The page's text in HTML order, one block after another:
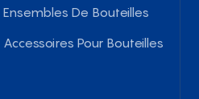
Ensembles De Bouteilles
Accessoires Pour Bouteilles